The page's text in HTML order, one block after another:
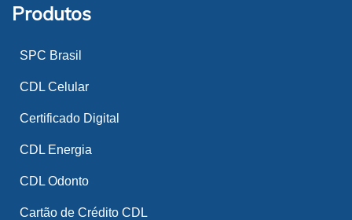
Produtos
SPC Brasil
CDL Celular
Certificado Digital
CDL Energia
CDL Odonto
Cartão de Crédito CDL